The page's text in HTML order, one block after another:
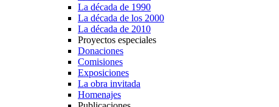
La década de 1990
La década de los 2000
La década de 2010
Proyectos especiales
Donaciones
Comisiones
Exposiciones
La obra invitada
Homenajes